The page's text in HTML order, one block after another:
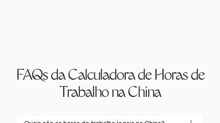
FAQs da Calculadora de Horas de
Trabalho na China